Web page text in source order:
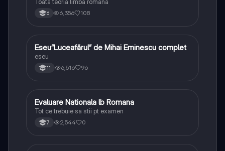
6 6,356 108
Limba și literatura română
Eseu”Luceafărul” de Mihai Eminescu complet
eseu
11 6,516 96
Limba și literatura română
Evaluare Nationala lb Romana
Tot ce trebuie sa stii pt examen
7 2,544 0